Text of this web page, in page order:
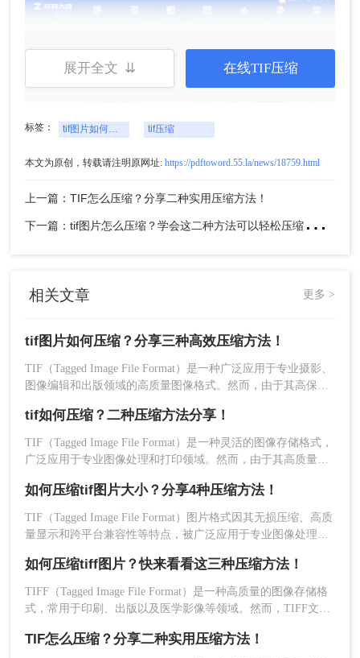
是不是小了很多呢。
注意：在选择压缩算法和参数时，要根据实际需求
利用在线图片压缩工具，可以轻松压缩TIF图片。这
些工具通常提供简单的用户界面和快速的压缩服
务，无需安装任何软件。
优点： 操作简便，无需安装软件，支持多种图
片格式，适合快速压缩需求。
缺点：必须在线才能使用，不适合没有稳定互
联网接入的情况。
推荐工具：转转大师在线压缩工具
操作步骤：
1、打开在线TIF压缩网址：
https://pdftoword.55.la/tif-imgcompress/
展开全文 ⇊ 在线TIF压缩
标签： tif图片如何压缩 tif压缩
本文为原创，转载请注明原网址: https://pdftoword.55.la/news/18759.html
上一篇：TIF怎么压缩？分享二种实用压缩方法！
下
一篇：tif图片怎么压缩？学会这二种方法可以轻松压缩大小!！
相关文章 更多 >
tif图片如何压缩？分享三种高效压缩方法！
TIF（Tagged Image File Format）是一种广泛应用于专业摄影、
图像编辑和出版领域的高质量图像格式。然而，由于其高保真
便。为了有效地管理这些大文件，我们可以采取适当的压缩措
施来减小它们的大小而不显著影响图像质量。那么tif图片如何
压缩呢？本文将介绍三种压缩TIF图片的方法。
tif如何压缩？二种压缩方法分享！
TIF（Tagged Image File Format）是一种灵活的图像存储格式，
广泛应用于专业图像处理和打印领域。然而，由于其高质量和
那么tif如何压缩呢？本文将介绍两种压缩TIF文件的方法。
如何压缩tif图片大小？分享4种压缩方法！
TIF（Tagged Image File Format）图片格式因其无损压缩、高质
量显示和跨平台兼容性等特点，被广泛应用于专业图像处理和
来了挑战。那么如何压缩tif图片大小呢？本文将介绍四种有效
的TIF图片压缩方法，帮助用户轻松减小图片体积，提升存储
和传输效率。
如何压缩tiff图片？快来看看这三种压缩方法！
TIFF（Tagged Image File Format）是一种高质量的图像存储格
式，常用于印刷、出版以及医学影像等领域。然而，TIFF文件
压缩tiff图片呢？本文将介绍三种压缩TIFF图片的方法。
TIF怎么压缩？分享二种实用压缩方法！